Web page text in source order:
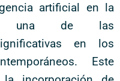
artificial en la
una de las
en los
Este